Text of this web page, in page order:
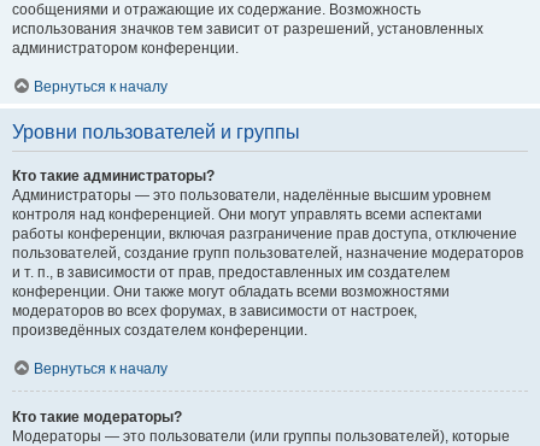
сообщениями и отражающие их содержание. Возможность
использования значков тем зависит от разрешений, установленных
администратором конференции.
Вернуться к началу
Уровни пользователей и группы
Кто такие администраторы?
Администраторы — это пользователи, наделённые высшим уровнем
контроля над конференцией. Они могут управлять всеми аспектами
работы конференции, включая разграничение прав доступа, отключение
пользователей, создание групп пользователей, назначение модераторов
и т. п., в зависимости от прав, предоставленных им создателем
конференции. Они также могут обладать всеми возможностями
модераторов во всех форумах, в зависимости от настроек,
произведённых создателем конференции.
Вернуться к началу
Кто такие модераторы?
Модераторы — это пользователи (или группы пользователей), которые